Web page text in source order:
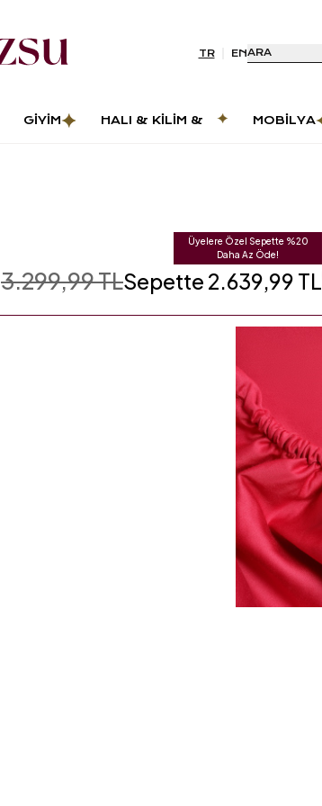
TR ENARA
GIYIM
HALI & KILIM &
MOBILYA
Üyelere Özel Sepette %20
Daha Az Öde!
3.299,99 TLSepette 2.639,99 TL